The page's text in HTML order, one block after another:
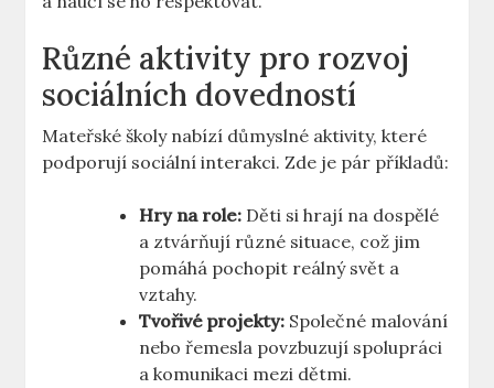
Různé aktivity pro rozvoj
⁢sociálních dovedností
Mateřské školy nabízí důmyslné aktivity, které
podporují sociální interakci. Zde je pár příkladů:
Hry na role: Děti ⁢si hrají na⁢ dospělé
a ztvárňují⁣ různé situace, což jim
pomáhá pochopit ​reálný svět a
vztahy.
Tvořivé projekty: Společné ⁤malování
nebo řemesla povzbuzují spolupráci
a komunikaci ⁣mezi ⁢dětmi.